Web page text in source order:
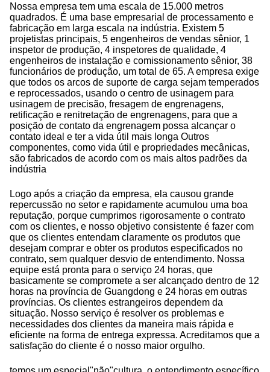
Nossa empresa tem uma escala de 15.000 metros
quadrados. É uma base empresarial de processamento e
fabricação em larga escala na indústria. Existem 5
projetistas principais, 5 engenheiros de vendas sênior, 1
inspetor de produção, 4 inspetores de qualidade, 4
engenheiros de instalação e comissionamento sênior, 38
funcionários de produção, um total de 65. A empresa exige
que todos os arcos de suporte de carga sejam temperados
e reprocessados, usando o centro de usinagem para
usinagem de precisão, fresagem de engrenagens,
retificação e renitretação de engrenagens, para que a
posição de contato da engrenagem possa alcançar o
contato ideal e ter a vida útil mais longa Outros
componentes, como vida útil e propriedades mecânicas,
são fabricados de acordo com os mais altos padrões da
indústria
Logo após a criação da empresa, ela causou grande
repercussão no setor e rapidamente acumulou uma boa
reputação, porque cumprimos rigorosamente o contrato
com os clientes, e nosso objetivo consistente é fazer com
que os clientes entendam claramente os produtos que
desejam comprar e obter os produtos especificados no
contrato, sem qualquer desvio de entendimento. Nossa
equipe está pronta para o serviço 24 horas, que
basicamente se compromete a ser alcançado dentro de 12
horas na província de Guangdong e 24 horas em outras
províncias. Os clientes estrangeiros dependem da
situação. Nosso serviço é resolver os problemas e
necessidades dos clientes da maneira mais rápida e
eficiente na forma de entrega expressa. Acreditamos que a
satisfação do cliente é o nosso maior orgulho.